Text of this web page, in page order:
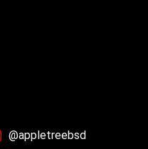
@appletreebsd